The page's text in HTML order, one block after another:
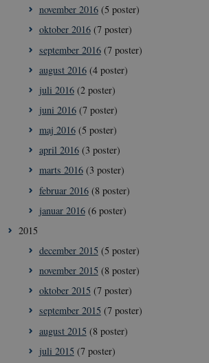
november 2016(5 poster)
oktober 2016(7 poster)
september 2016(7 poster)
august 2016(4 poster)
juli 2016(2 poster)
juni 2016(7 poster)
maj 2016(5 poster)
april 2016(3 poster)
marts 2016(3 poster)
februar 2016(8 poster)
januar 2016(6 poster)
2015
december 2015 (5 poster)
november 2015 (8 poster)
oktober 2015 (7 poster)
september 2015 (7 poster)
august 2015 (8 poster)
juli 2015 (7 poster)
__Secure-
typo3nonce__gmD7aT5GgP4rEaReeoT4Q
__Secure-typo3nonce_9pF_MH-
o6zI1ofHsZUGvzQ
__Secure-typo3nonce_rgWAq6nC-
PFH_166HooM7A
typo3nonce_8l0UJ2f7DKxv4hHSHupSxA
__Secure-
typo3nonce_HLwNSqnQsUApo3P_-skthQ
__Secure-